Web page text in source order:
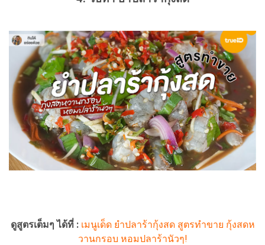
ดูสูตรเต็มๆ ได้ที่ : เมนูเด็ด ยำปลาร้ากุ้งสด สูตรทำขาย กุ้งสดห
วานกรอบ หอมปลาร้านัวๆ!